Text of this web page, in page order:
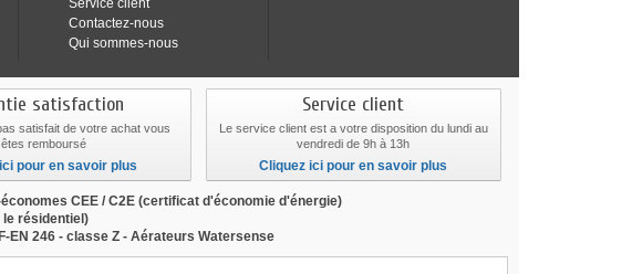
Service client
Contactez-nous
Qui sommes-nous
satisfaction
satisfait de votre achat vous
êtes remboursé
pour en savoir plus
Service client
Le service client est a votre disposition du lundi au
vendredi de 9h à 13h
Cliquez ici pour en savoir plus
CEE / C2E (certificat d'économie d'énergie)
le résidentiel)
EN 246 - classe Z - Aérateurs Watersense